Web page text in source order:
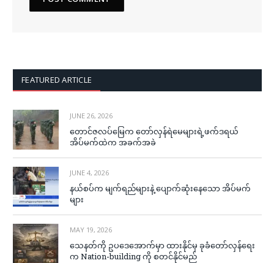
FEATURED ARTICLE
JUNE 26, 2026
တောင်ဇလပ်မြေက တော်လှန်ရဲမေများရဲ့ဖက်ဒရယ်
အိပ်မက်ထဲက အခက်အခဲ
JUNE 4, 2026
နယ်စပ်က မျက်ရည်များနဲ့ ပျောက်ဆုံးနေသော အိပ်မက်
များ
MAY 19, 2026
သေနတ်ကို ဥပဒေအောက်မှာ ထားနိုင်မှ ခုခံတော်လှန်ရေး
က Nation-building ကို စတင်နိုင်မည်